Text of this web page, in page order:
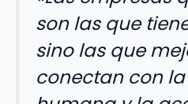
son las que
sino las que
conectan con